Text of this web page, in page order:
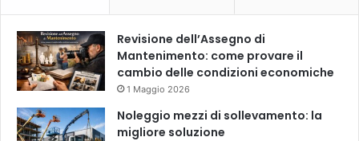
Revisione dell’Assegno di
Mantenimento: come provare il
cambio delle condizioni economiche
1 Maggio 2026
Noleggio mezzi di sollevamento: la
migliore soluzione